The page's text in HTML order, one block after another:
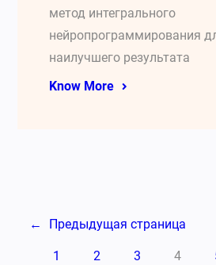
метод интегрального
нейропрограммирования
наилучшего результата
Know More
← Предыдущая страница
1 2 3 4